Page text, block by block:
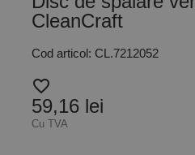
CleanCraft
Cod articol: CL.7212052
favorite_border
59,16 lei
Cu TVA